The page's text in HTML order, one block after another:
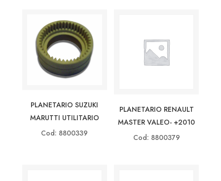
PLANETARIO SUZUKI
MARUTTI UTILITARIO
Cod: 8800339
PLANETARIO RENAULT
MASTER VALEO- +2010
Cod: 8800379